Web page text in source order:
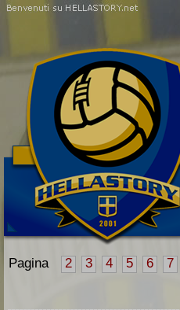
Pagina 2 3 4 5 6 7